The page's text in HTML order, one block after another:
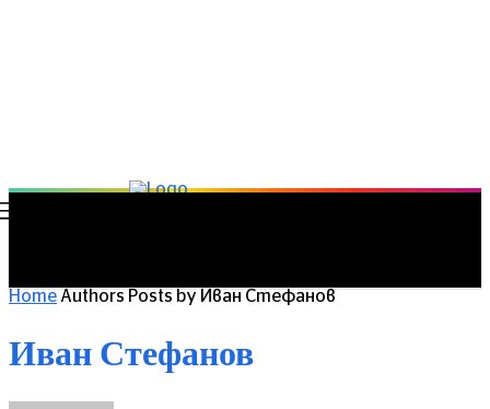
Home Authors Posts by Иван Стефанов
Иван Стефанов